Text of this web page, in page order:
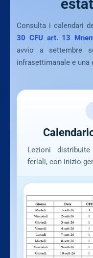
Consulta i calendari
30 CFU art. 13
avvio a settembre
infrasettimanale e una
Lezioni
feriali, con inizio